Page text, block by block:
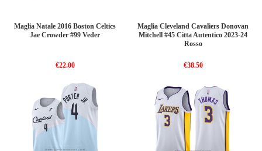
Maglia Natale 2016 Boston Celtics
Jae Crowder #99 Veder
€22.00
Maglia Cleveland Cavaliers Donovan
Mitchell #45 Citta Autentico 2023-24
Rosso
€38.50